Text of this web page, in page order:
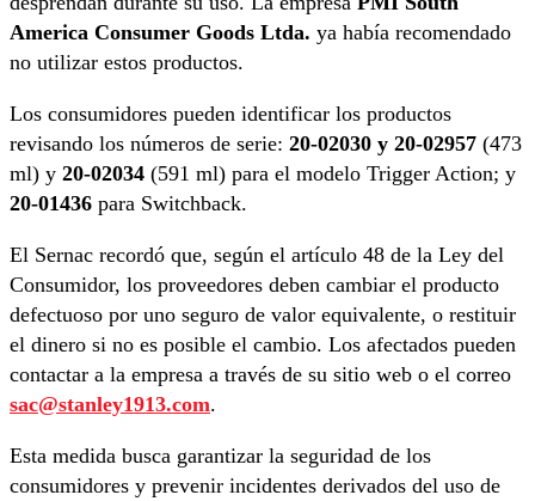
America Consumer Goods Ltda. ya había recomendado
no utilizar estos productos.
Los consumidores pueden identificar los productos
revisando los números de serie: 20-02030 y 20-02957 (473
ml) y 20-02034 (591 ml) para el modelo Trigger Action; y
20-01436 para Switchback.
El Sernac recordó que, según el artículo 48 de la Ley del
Consumidor, los proveedores deben cambiar el producto
defectuoso por uno seguro de valor equivalente, o restituir
el dinero si no es posible el cambio. Los afectados pueden
contactar a la empresa a través de su sitio web o el correo
sac@stanley1913.com.
Esta medida busca garantizar la seguridad de los
consumidores y prevenir incidentes derivados del uso de